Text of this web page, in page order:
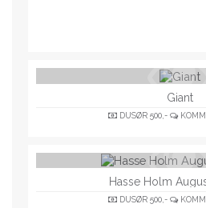
Giant
DUSØR 500,-
Hasse Holm
DUSØR 500,-